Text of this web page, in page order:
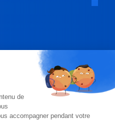
personnelles